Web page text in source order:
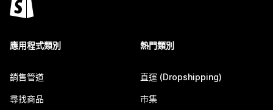
應用程式類別
銷售管道
尋找商品
熱門類別
直運 (Dropshipping)
市集